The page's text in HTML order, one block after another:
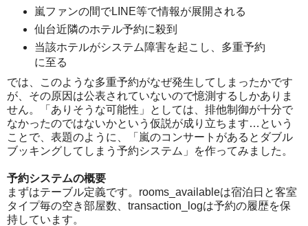
嵐ファンの間でLINE等で情報が展開される
仙台近隣のホテル予約に殺到
当該ホテルがシステム障害を起こし、多重予約
に至る
では、このような多重予約がなぜ発生してしまったかです
が、その原因は公表されていないので憶測するしかありま
せん。「ありそうな可能性」としては、排他制御が十分で
なかったのではないかという仮説が成り立ちます…という
ことで、表題のように、「嵐のコンサートがあるとダブル
ブッキングしてしまう予約システム」を作ってみました。
予約システムの概要
まずはテーブル定義です。rooms_availableは宿泊日と客室
タイプ毎の空き部屋数、transaction_logは予約の履歴を保
持しています。